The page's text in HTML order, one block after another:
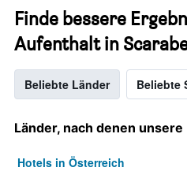
Finde bessere
Aufenthalt in
Beliebte Länder Beliebte
Länder, nach denen
Hotels in Österreich